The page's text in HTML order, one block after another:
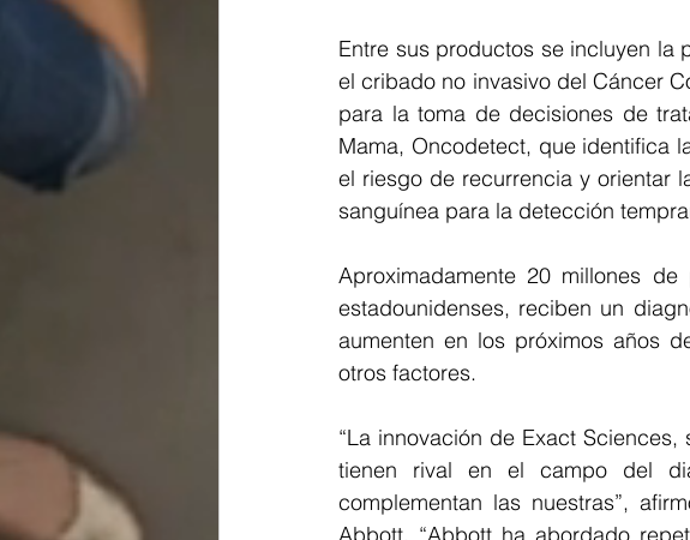
Entre sus productos se incluyen la
el cribado no invasivo del Cáncer
para la toma de decisiones de
Mama, Oncodetect, que identifica
el riesgo de recurrencia y orientar
sanguínea para la detección
Aproximadamente 20 millones
estadounidenses, reciben un
aumenten en los próximos años
otros factores.
“La innovación de Exact
tienen rival en el campo del
complementan las nuestras”,